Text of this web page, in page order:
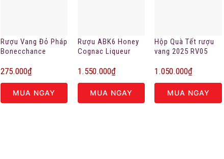
Rượu Vang Đỏ Pháp
Bonecchance
275.000₫
MUA NGAY
Rượu ABK6 Honey
Cognac Liqueur
1.550.000₫
MUA NGAY
Hộp Quà Tết rượu
vang 2025 RV05
1.050.000₫
MUA NGAY